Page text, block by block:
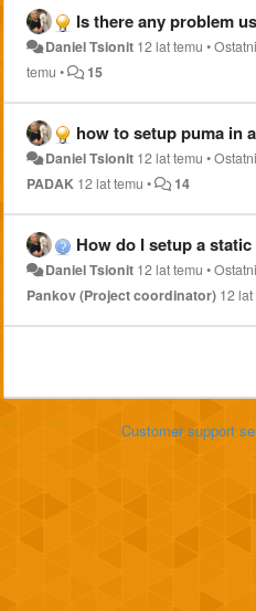
Is there any problem using mariadb
Daniel Tsionit 12 lat temu •
temu • 15
how to setup puma in a new rails
Daniel Tsionit 12 lat temu •
PADAK 12 lat temu • 14
How do I setup a static
Daniel Tsionit 12 lat temu •
Pankov (Project coordinator) 12 lat
Customer support